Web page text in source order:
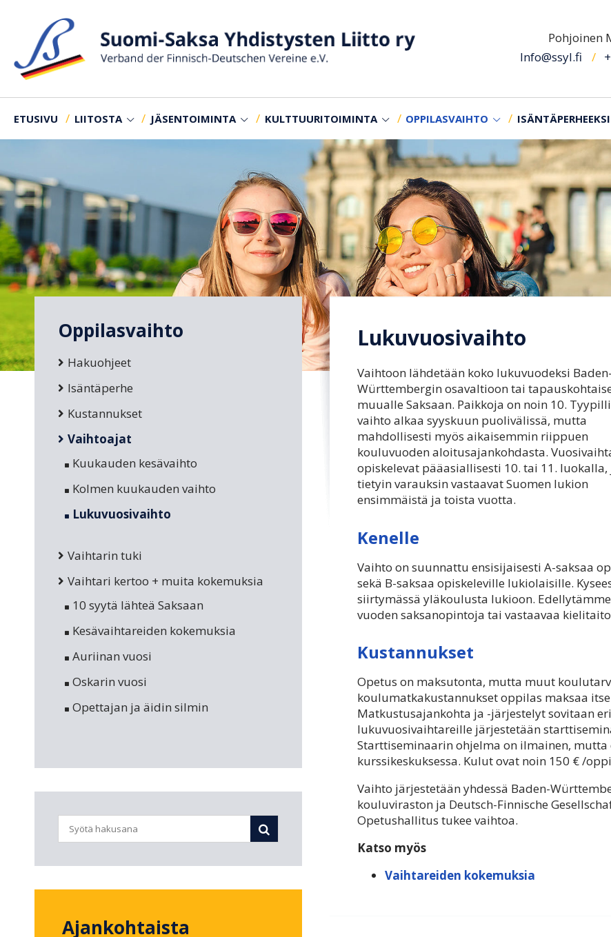
Pohjoinen
Info@ssyl.fi
ETUSIVU LIITOSTA JÄSENTOIMINTA KULTTUURITOIMINTA OPPILASVAIHTO ISÄNTÄPERHEEKSI
Oppilasvaihto
Hakuohjeet
Isäntäperhe
Kustannukset
Vaihtoajat
Kuukauden kesävaihto
Kolmen kuukauden vaihto
Lukuvuosivaihto
Vaihtarin tuki
Vaihtari kertoo + muita kokemuksia
10 syytä lähteä Saksaan
Kesävaihtareiden kokemuksia
Auriinan vuosi
Oskarin vuosi
Opettajan ja äidin silmin
Ajankohtaista
Lukuvuosivaihto
Vaihtoon lähdetään koko lukuvuodeksi Baden-
Württembergin osavaltioon tai
muualle Saksaan. Paikkoja on noin 10.
vaihto alkaa syyskuun puolivälissä, mutta
mahdollisesti myös aikaisemmin riippuen
kouluvuoden aloitusajankohdasta.
opiskelevat pääasiallisesti 10. tai 11. luokalla,
tietyin varauksin vastaavat Suomen lukion
ensimmäistä ja toista vuotta.
Kenelle
Vaihto on suunnattu ensisijaisesti A-saksaa
sekä B-saksaa opiskeleville lukiolaisille.
siirtymässä yläkoulusta lukioon.
vuoden saksanopintoja tai vastaavaa
Kustannukset
Opetus on maksutonta, mutta muut
koulumatkakustannukset oppilas maksaa
Matkustusajankohta ja -järjestelyt sovitaan
lukuvuosivaihtareille järjestetään
Starttiseminaarin ohjelma on ilmainen,
kurssikeskuksessa. Kulut ovat noin 150 € /
Vaihto järjestetään yhdessä Baden-
kouluviraston ja Deutsch-Finnische
Opetushallitus tukee vaihtoa.
Katso myös
Vaihtareiden kokemuksia